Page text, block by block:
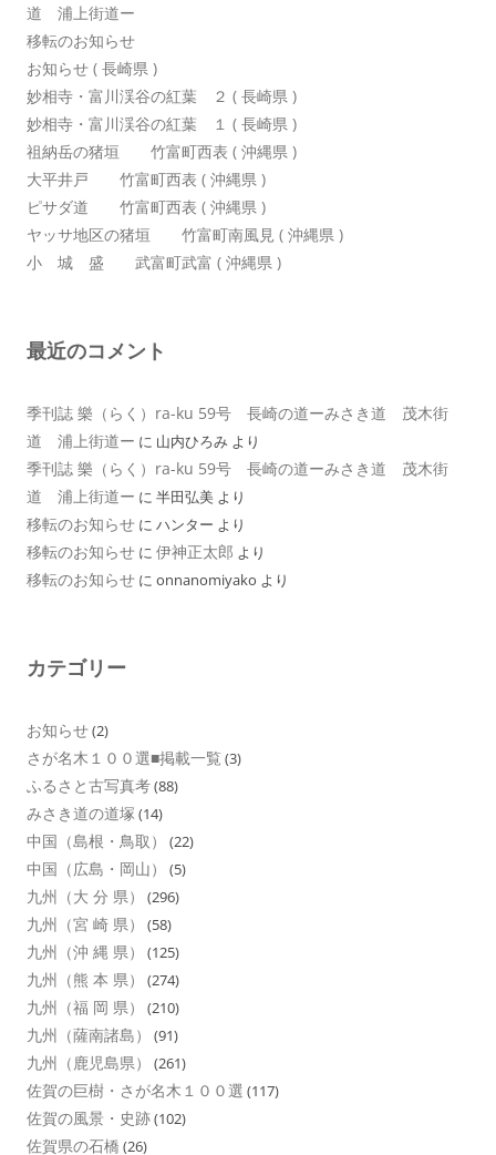
道 浦上街道ー
移転のお知らせ
お知らせ ( 長崎県 )
妙相寺・富川渓谷の紅葉 ２ ( 長崎県 )
妙相寺・富川渓谷の紅葉 １ ( 長崎県 )
祖納岳の猪垣 竹富町西表 ( 沖縄県 )
大平井戸 竹富町西表 ( 沖縄県 )
ピサダ道 竹富町西表 ( 沖縄県 )
ヤッサ地区の猪垣 竹富町南風見 ( 沖縄県 )
小 城 盛 武富町武富 ( 沖縄県 )
最近のコメント
季刊誌 樂（らく）ra-ku 59号 長崎の道ーみさき道 茂木街
道 浦上街道ー に 山内ひろみ より
季刊誌 樂（らく）ra-ku 59号 長崎の道ーみさき道 茂木街
道 浦上街道ー に 半田弘美 より
移転のお知らせ に ハンター より
移転のお知らせ に 伊神正太郎 より
移転のお知らせ に onnanomiyako より
カテゴリー
お知らせ(2)
さが名木１００選■掲載一覧 (3)
ふるさと古写真考(88)
みさき道の道塚 (14)
中国（島根・鳥取） (22)
中国（広島・岡山） (5)
九州（大 分 県） (296)
九州（宮 崎 県） (58)
九州（沖 縄 県） (125)
九州（熊 本 県） (274)
九州（福 岡 県） (210)
九州（薩南諸島） (91)
九州（鹿児島県） (261)
佐賀の巨樹・さが名木１００選 (117)
佐賀の風景・史跡(102)
佐賀県の石橋 (26)